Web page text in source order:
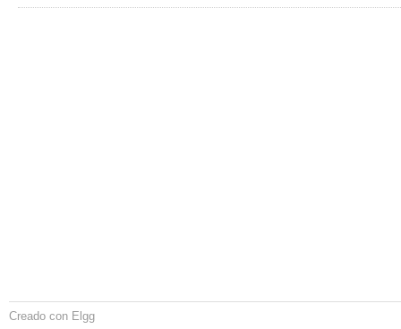
Creado con Elgg